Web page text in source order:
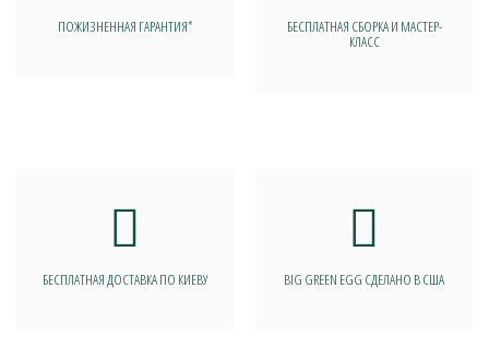
ПОЖИЗНЕННАЯ ГАРАНТИЯ* БЕСПЛАТНАЯ СБОРКА И МАСТЕР-
КЛАСС
БЕСПЛАТНАЯ ДОСТАВКА ПО КИЕВУ BIG GREEN EGG СДЕЛАНО В США